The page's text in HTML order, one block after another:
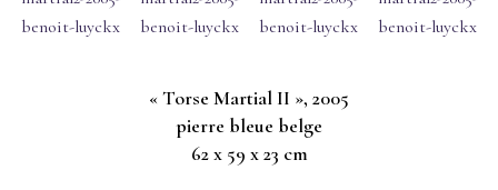
« Torse Martial II », 2005
pierre bleue belge
62 x 59 x 23 cm